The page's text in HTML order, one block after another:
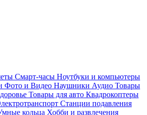
Смарт-часы Ноутбуки и компьютеры
Фото и Видео Наушники Аудио Товары
Товары для авто Квадрокоптеры
Станции подавления
кольца Хобби и развлечения